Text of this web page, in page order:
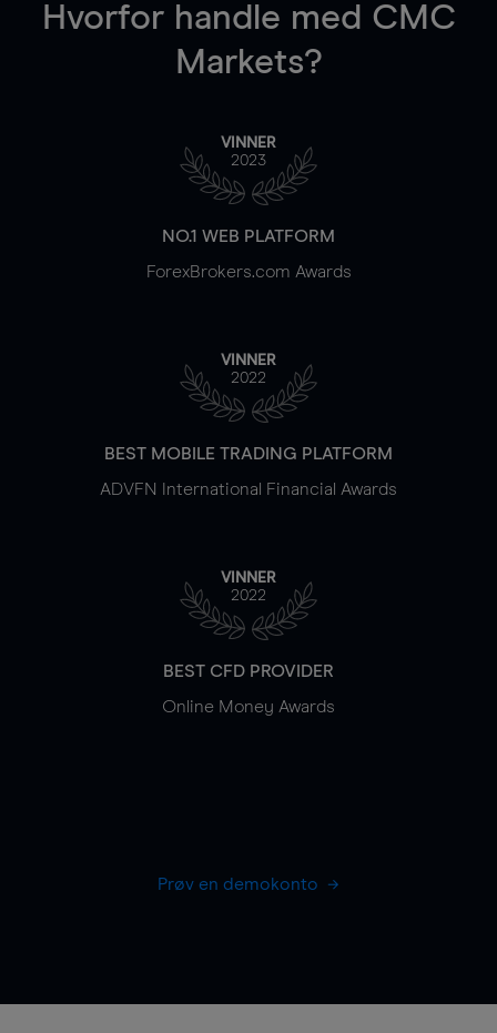
Hvorfor handle med CMC
Markets?
VINNER
2023
NO.1 WEB PLATFORM
ForexBrokers.com Awards
VINNER
2022
BEST MOBILE TRADING PLATFORM
ADVFN International Financial Awards
VINNER
2022
BEST CFD PROVIDER
Online Money Awards
Prøv en demokonto